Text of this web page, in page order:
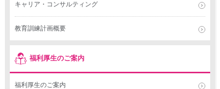
キャリア・コンサルティング
教育訓練計画概要
福利厚生のご案内
福利厚生のご案内